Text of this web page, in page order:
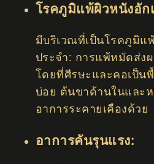
โรคภูมิแพ้ผิวหนังอัก
มีบริเวณที่เป็นโรคภูมิแ
ประจำ: การแพ้หมัดส่ง
โดยที่ศีรษะและคอเป็น
บ่อย ต้นขาด้านในและ
อาการระคายเคืองด้วย
อาการคันรุนแรง: